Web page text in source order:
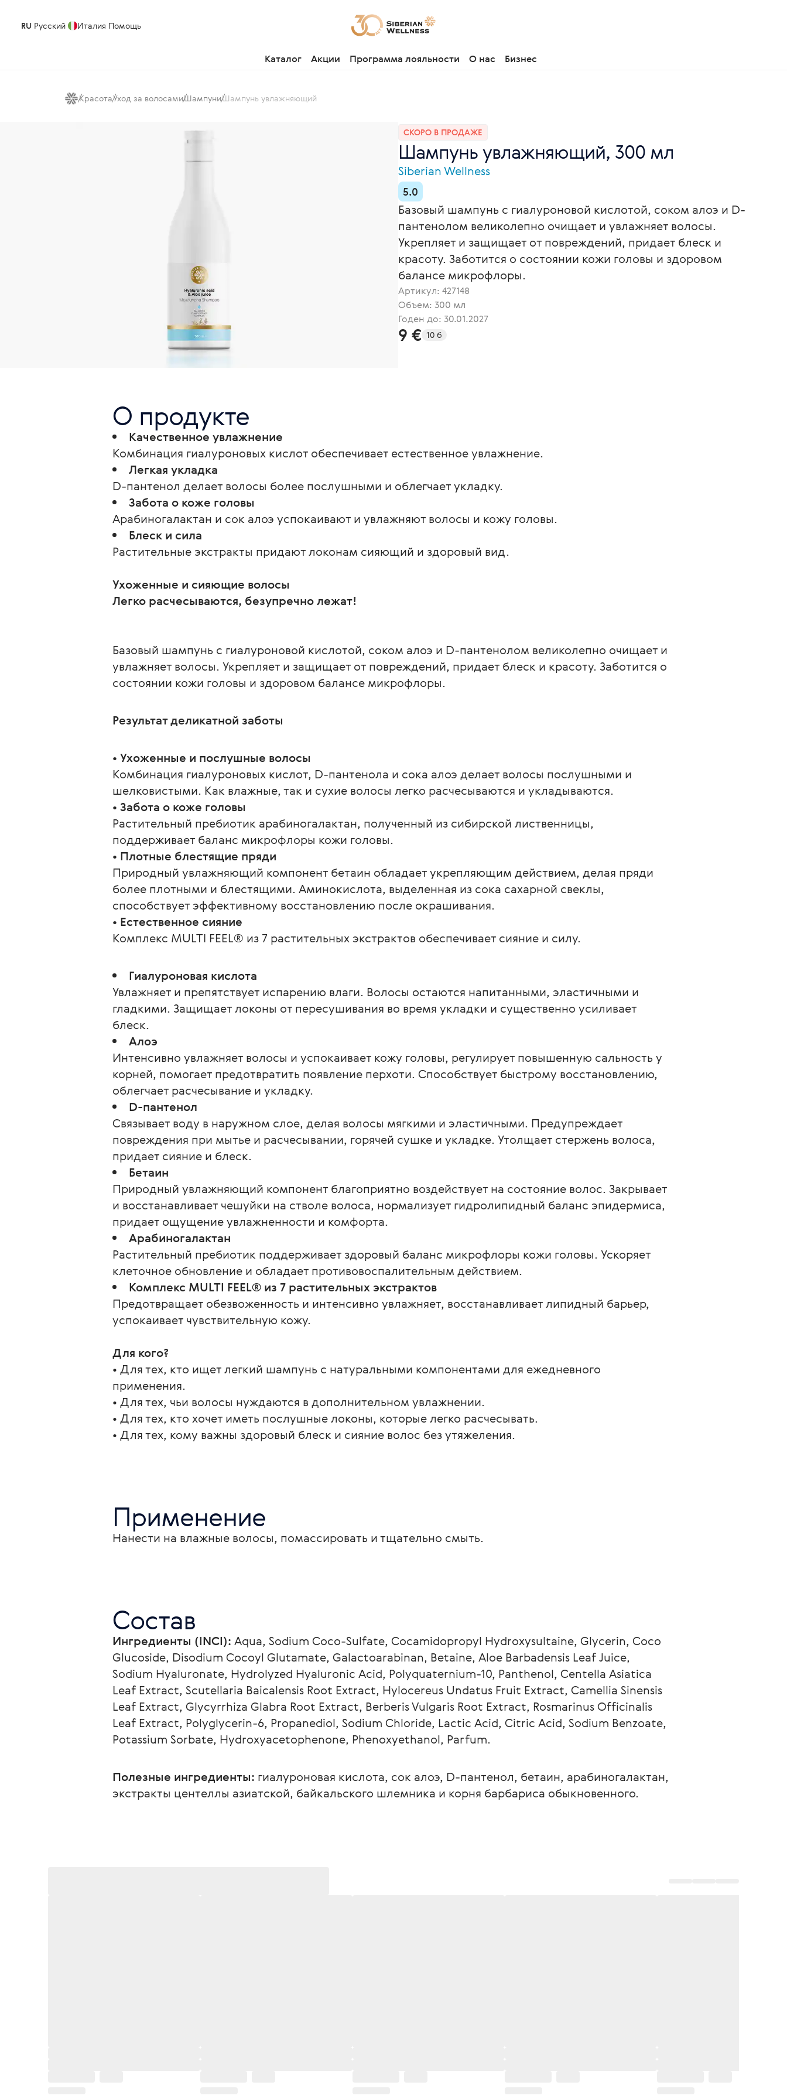
RU Русский Италия Помощь
Каталог Акции Программа лояльности О нас Бизнес
КрасотаУход за волосамиШампуниШампунь увлажняющий
СКОРО В ПРОДАЖЕ
Шампунь увлажняющий, 300 мл
Siberian Wellness
5.0
Базовый шампунь с гиалуроновой кислотой, соком алоэ и D-
пантенолом великолепно очищает и увлажняет волосы.
Укрепляет и защищает от повреждений, придает блеск и
красоту. Заботится о состоянии кожи головы и здоровом
балансе микрофлоры.
Артикул: 427148
Объем: 300 мл
Годен до: 30.01.2027
9 € 10 б
О продукте
Качественное увлажнение
Комбинация гиалуроновых кислот обеспечивает естественное увлажнение.
Легкая укладка
D-пантенол делает волосы более послушными и облегчает укладку.
Забота о коже головы
Арабиногалактан и сок алоэ успокаивают и увлажняют волосы и кожу головы.
Блеск и сила
Растительные экстракты придают локонам сияющий и здоровый вид.
Ухоженные и сияющие волосы
Базовый шампунь с гиалуроновой кислотой, соком алоэ и D-пантенолом великолепно очищает и
увлажняет волосы. Укрепляет и защищает от повреждений, придает блеск и красоту. Заботится о
состоянии кожи головы и здоровом балансе микрофлоры.
Результат деликатной заботы
• Ухоженные и послушные волосы
Комбинация гиалуроновых кислот, D-пантенола и сока алоэ делает волосы послушными и
шелковистыми. Как влажные, так и сухие волосы легко расчесываются и укладываются.
• Забота о коже головы
Растительный пребиотик арабиногалактан, полученный из сибирской лиственницы,
поддерживает баланс микрофлоры кожи головы.
• Плотные блестящие пряди
Природный увлажняющий компонент бетаин обладает укрепляющим действием, делая пряди
более плотными и блестящими. Аминокислота, выделенная из сока сахарной свеклы,
способствует эффективному восстановлению после окрашивания.
• Естественное сияние
Комплекс MULTI FEEL® из 7 растительных экстрактов обеспечивает сияние и силу.
Гиалуроновая кислота
Увлажняет и препятствует испарению влаги. Волосы остаются напитанными, эластичными и
гладкими. Защищает локоны от пересушивания во время укладки и существенно усиливает
блеск.
Алоэ
Интенсивно увлажняет волосы и успокаивает кожу головы, регулирует повышенную сальность у
корней, помогает предотвратить появление перхоти. Способствует быстрому восстановлению,
облегчает расчесывание и укладку.
D-пантенол
Связывает воду в наружном слое, делая волосы мягкими и эластичными. Предупреждает
повреждения при мытье и расчесывании, горячей сушке и укладке. Утолщает стержень волоса,
придает сияние и блеск.
Бетаин
Природный увлажняющий компонент благоприятно воздействует на состояние волос. Закрывает
и восстанавливает чешуйки на стволе волоса, нормализует гидролипидный баланс эпидермиса,
придает ощущение увлажненности и комфорта.
Арабиногалактан
Растительный пребиотик поддерживает здоровый баланс микрофлоры кожи головы. Ускоряет
клеточное обновление и обладает противовоспалительным действием.
Комплекс MULTI FEEL® из 7 растительных экстрактов
Предотвращает обезвоженность и интенсивно увлажняет, восстанавливает липидный барьер,
успокаивает чувствительную кожу.
Для кого?
• Для тех, кто ищет легкий шампунь с натуральными компонентами для ежедневного
применения.
• Для тех, чьи волосы нуждаются в дополнительном увлажнении.
• Для тех, кто хочет иметь послушные локоны, которые легко расчесывать.
• Для тех, кому важны здоровый блеск и сияние волос без утяжеления.
Применение
Нанести на влажные волосы, помассировать и тщательно смыть.
Состав
Ингредиенты (INCI): Aqua, Sodium Coco-Sulfate, Cocamidopropyl Hydroxysultaine, Glycerin, Coco
Glucoside, Disodium Cocoyl Glutamate, Galactoarabinan, Betaine, Aloe Barbadensis Leaf Juice,
Sodium Hyaluronate, Hydrolyzed Hyaluronic Acid, Polyquaternium-10, Panthenol, Centella Asiatica
Leaf Extract, Scutellaria Baicalensis Root Extract, Hylocereus Undatus Fruit Extract, Camellia Sinensis
Leaf Extract, Glycyrrhiza Glabra Root Extract, Berberis Vulgaris Root Extract, Rosmarinus Officinalis
Leaf Extract, Polyglycerin-6, Propanediol, Sodium Chloride, Lactic Acid, Citric Acid, Sodium Benzoate,
Potassium Sorbate, Hydroxyacetophenone, Phenoxyethanol, Parfum.
Полезные ингредиенты: гиалуроновая кислота, сок алоэ, D-пантенол, бетаин, арабиногалактан,
экстракты центеллы азиатской, байкальского шлемника и корня барбариса обыкновенного.